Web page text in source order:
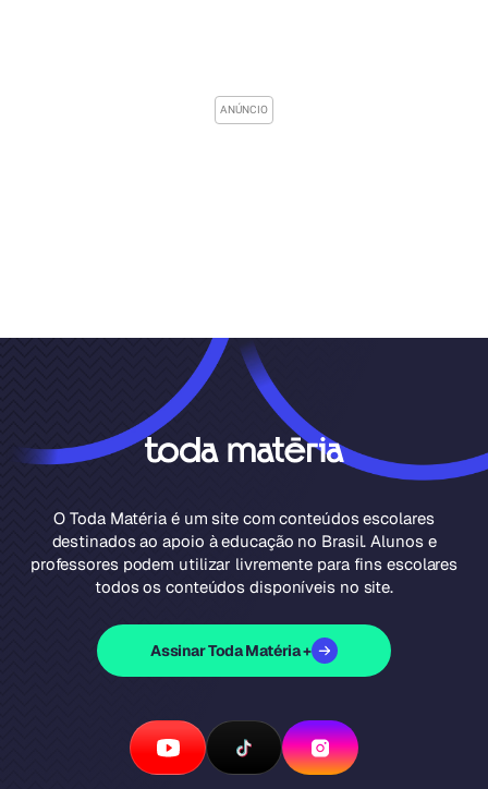
O Toda Matéria é um site com conteúdos escolares
destinados ao apoio à educação no Brasil. Alunos e
professores podem utilizar livremente para fins escolares
todos os conteúdos disponíveis no site.
Assinar Toda Matéria +